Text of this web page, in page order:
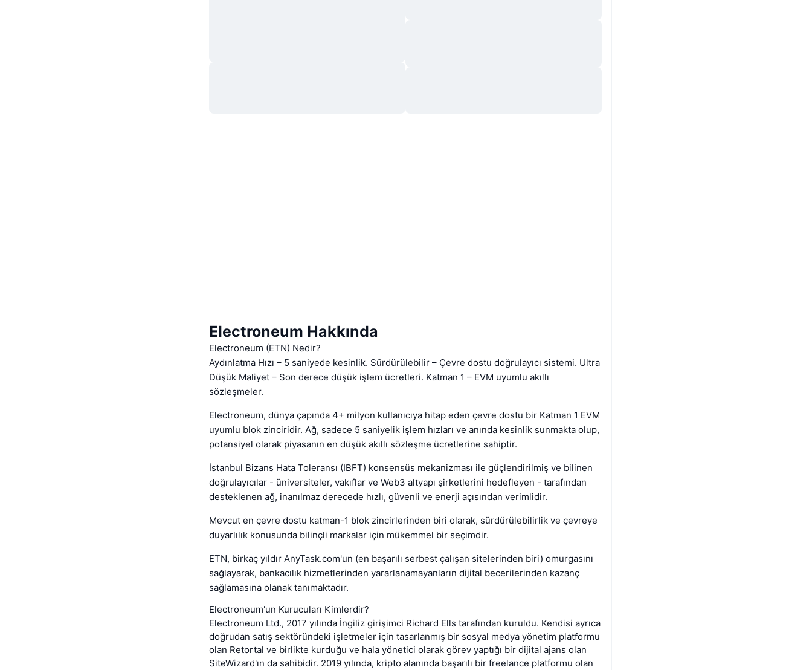
Electroneum Hakkında
Electroneum (ETN) Nedir?
Aydınlatma Hızı – 5 saniyede kesinlik. Sürdürülebilir – Çevre dostu doğrulayıcı sistemi. Ultra
Düşük Maliyet – Son derece düşük işlem ücretleri. Katman 1 – EVM uyumlu akıllı
sözleşmeler.
Electroneum, dünya çapında 4+ milyon kullanıcıya hitap eden çevre dostu bir Katman 1 EVM
uyumlu blok zinciridir. Ağ, sadece 5 saniyelik işlem hızları ve anında kesinlik sunmakta olup,
potansiyel olarak piyasanın en düşük akıllı sözleşme ücretlerine sahiptir.
İstanbul Bizans Hata Toleransı (IBFT) konsensüs mekanizması ile güçlendirilmiş ve bilinen
doğrulayıcılar - üniversiteler, vakıflar ve Web3 altyapı şirketlerini hedefleyen - tarafından
desteklenen ağ, inanılmaz derecede hızlı, güvenli ve enerji açısından verimlidir.
Mevcut en çevre dostu katman-1 blok zincirlerinden biri olarak, sürdürülebilirlik ve çevreye
duyarlılık konusunda bilinçli markalar için mükemmel bir seçimdir.
ETN, birkaç yıldır AnyTask.com'un (en başarılı serbest çalışan sitelerinden biri) omurgasını
sağlayarak, bankacılık hizmetlerinden yararlanamayanların dijital becerilerinden kazanç
sağlamasına olanak tanımaktadır.
Electroneum'un Kurucuları Kimlerdir?
Electroneum Ltd., 2017 yılında İngiliz girişimci Richard Ells tarafından kuruldu. Kendisi ayrıca
doğrudan satış sektöründeki işletmeler için tasarlanmış bir sosyal medya yönetim platformu
olan Retortal ve birlikte kurduğu ve hala yönetici olarak görev yaptığı bir dijital ajans olan
SiteWizard'ın da sahibidir. 2019 yılında, kripto alanında başarılı bir freelance platformu olan